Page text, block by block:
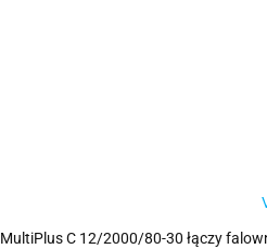
C 12/2000/80-30 łączy